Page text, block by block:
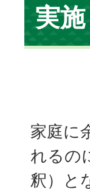
実
家庭に
れるの
釈）と